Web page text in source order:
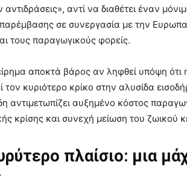
αντιδράσεις», αντί να διαθέτει έναν
σε συνεργασία με την
τους παραγωγικούς φορείς.
αποκτά βάρος αν ληφθεί υπόψη
τον κυριότερο κρίκο στην αλυσίδα
αντιμετωπίζει αυξημένο κόστος
κρίσης και συνεχή μείωση του ζωικού
πλαίσιο: μια